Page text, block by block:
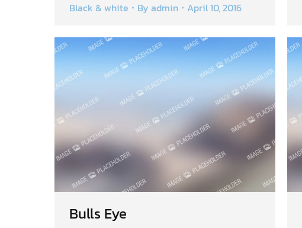
Black & white By admin April 10, 2016
Bulls Eye